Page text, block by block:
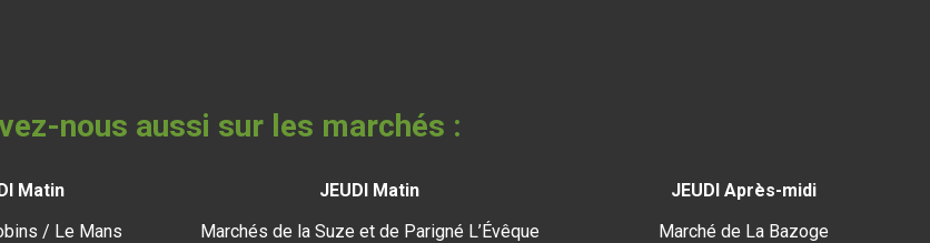
nous aussi sur les marchés :
Matin
/ Le Mans
JEUDI Matin
Marchés de la Suze et de Parigné L’Évêque
JEUDI Après-midi
Marché de La Bazoge